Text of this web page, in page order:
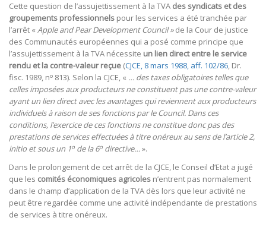
Cette question de l’assujettissement à la TVA des syndicats et des
groupements professionnels pour les services a été tranchée par
l’arrêt « Apple and Pear Development Council »de la Cour de justice
des Communautés européennes qui a posé comme principe que
l’assujettissement à la TVA nécessite un lien direct entre le service
rendu et la contre-valeur reçue (CJCE, 8 mars 1988, aff. 102/86, Dr.
fisc. 1989, no 813). Selon la CJCE, « … des taxes obligatoires telles que
celles imposées aux producteurs ne constituent pas une contre-valeur
ayant un lien direct avec les avantages qui reviennent aux producteurs
individuels à raison de ses fonctions par le Council. Dans ces
conditions, l’exercice de ces fonctions ne constitue donc pas des
prestations de services effectuées à titre onéreux au sens de l’article 2,
initio et sous un 1o de la 6o directive…».
Dans le prolongement de cet arrêt de la CJCE, le Conseil d’Etat a jugé
que les comités économiques agricoles n’entrent pas normalement
dans le champ d’application de la TVA dès lors que leur activité ne
peut être regardée comme une activité indépendante de prestations
de services à titre onéreux.